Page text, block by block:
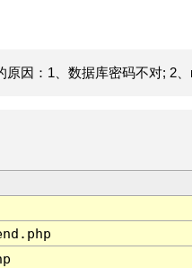
因：1、数据库密码不对; 2、